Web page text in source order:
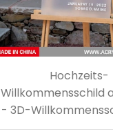
Hochzeits-
Willkommensschild
- 3D-
Acryl